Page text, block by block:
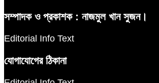
সম্পাদক ও প্রকাশক : নাজমুল খান সুজন।
Editorial Info Text
যোগাযোগের ঠিকানা